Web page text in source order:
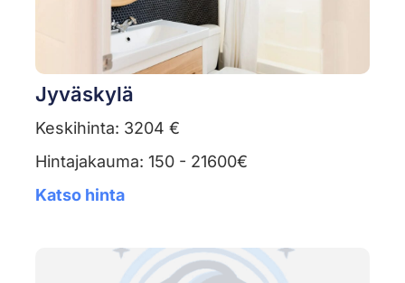
Jyväskylä
Keskihinta: 3204 €
Hintajakauma: 150 - 21600€
Katso hinta